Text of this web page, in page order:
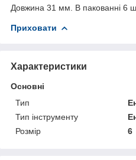
Довжина 31 мм. В пакованні 6
Приховати
Характеристики
Основні
Тип
Тип інструменту
Розмір
6